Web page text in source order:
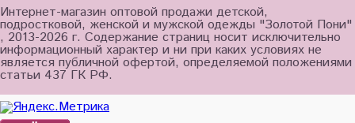
Интернет-магазин оптовой продажи детской,
подростковой, женской и мужской одежды "Золотой Пони"
, 2013-2026 г. Содержание страниц носит исключительно
информационный характер и ни при каких условиях не
является публичной офертой, определяемой положениями
статьи 437 ГК РФ.